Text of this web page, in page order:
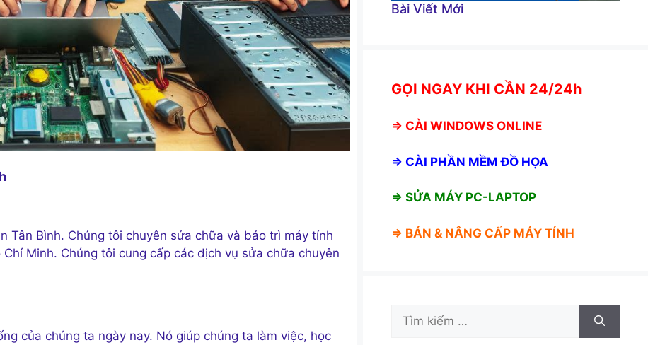
Tân Bình. Chúng tôi chuyên sửa chữa và bảo trì máy tính
Minh. Chúng tôi cung cấp các dịch vụ sửa chữa chuyên
của chúng ta ngày nay. Nó giúp chúng ta làm việc, học
Bài Viết Mới
GỌI NGAY KHI CẦN 24/24h
⇒ CÀI WINDOWS ONLINE
⇒ CÀI PHẦN MỀM ĐỒ HỌA
⇒ SỬA MÁY PC-LAPTOP
⇒ BÁN & NÂNG CẤP MÁY TÍNH
Tìm
kiếm